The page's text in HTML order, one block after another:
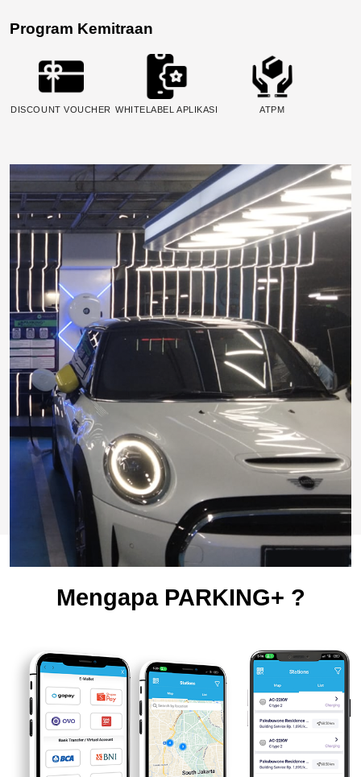
Program Kemitraan
DISCOUNT VOUCHER WHITELABEL APLIKASI ATPM
Mengapa PARKING+ ?